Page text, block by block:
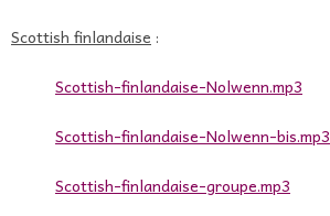
Scottish finlandaise :
Scottish-finlandaise-Nolwenn.mp3
Scottish-finlandaise-Nolwenn-bis.mp3
Scottish-finlandaise-groupe.mp3